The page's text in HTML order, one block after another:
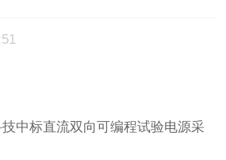
技中标直流双向可编程试验电源采